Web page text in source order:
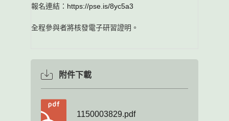
報名連結： https://pse.is/8yc5a3
全程參與者將核發電子研習證明。
附件下載
1150003829.pdf